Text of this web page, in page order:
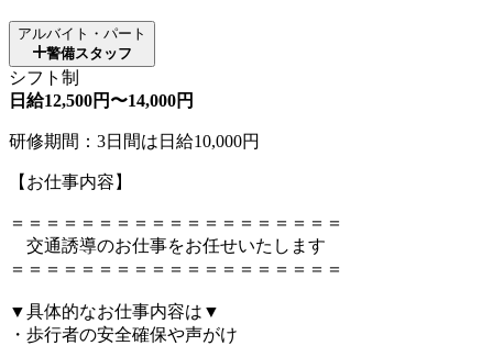
アルバイト・パート
警備スタッフ
シフト制
日給12,500円〜14,000円
研修期間：3日間は日給10,000円
【お仕事内容】
＝＝＝＝＝＝＝＝＝＝＝＝＝＝＝＝＝＝＝
交通誘導のお仕事をお任せいたします
＝＝＝＝＝＝＝＝＝＝＝＝＝＝＝＝＝＝＝
▼具体的なお仕事内容は▼
・歩行者の安全確保や声がけ